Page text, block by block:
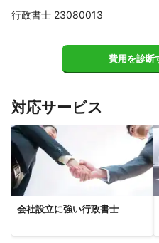
かほく市
野々市市
品川区 目黒区
中央区 千代田区
荒川区
江戸川区
板橋区
稲城市 葛飾区
府中市
東久留米市 多摩市
国立市
清瀬市 東村山市
東大和市
八王子市
羽村市 あきる
行政書士 23080013
費用を診断
対応サービス
会社設立に強い行政書士